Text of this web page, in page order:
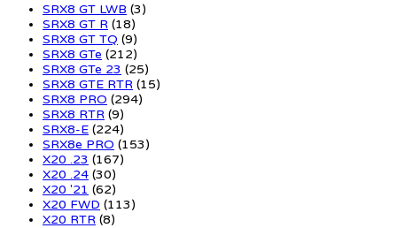
SRX8 GT LWB (3)
SRX8 GT R (18)
SRX8 GT TQ (9)
SRX8 GTe (212)
SRX8 GTe 23 (25)
SRX8 GTE RTR (15)
SRX8 PRO (294)
SRX8 RTR (9)
SRX8-E (224)
SRX8e PRO (153)
X20 .23 (167)
X20 .24 (30)
X20 '21 (62)
X20 FWD (113)
X20 RTR (8)